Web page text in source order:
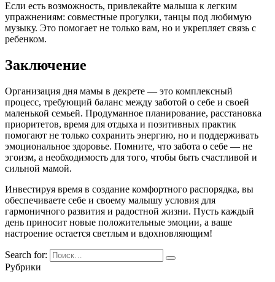
Если есть возможность, привлекайте малыша к легким
упражнениям: совместные прогулки, танцы под любимую
музыку. Это помогает не только вам, но и укрепляет связь с
ребенком.
Заключение
Организация дня мамы в декрете — это комплексный
процесс, требующий баланс между заботой о себе и своей
маленькой семьей. Продуманное планирование, расстановка
приоритетов, время для отдыха и позитивных практик
помогают не только сохранить энергию, но и поддерживать
эмоциональное здоровье. Помните, что забота о себе — не
эгоизм, а необходимость для того, чтобы быть счастливой и
сильной мамой.
Инвестируя время в создание комфортного распорядка, вы
обеспечиваете себе и своему малышу условия для
гармоничного развития и радостной жизни. Пусть каждый
день приносит новые положительные эмоции, а ваше
настроение остается светлым и вдохновляющим!
Search for:
Рубрики